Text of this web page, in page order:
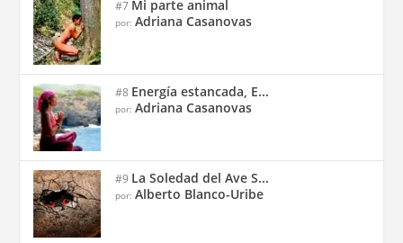
#7 Mi parte animal
por:Adriana Casanovas
#8 Energía estancada, E...
por:Adriana Casanovas
#9 La Soledad del Ave S...
por:Alberto Blanco-Uribe